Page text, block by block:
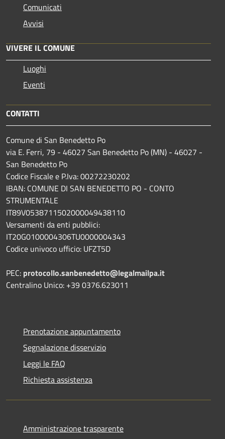
Comunicati
Avvisi
VIVERE IL COMUNE
Luoghi
Eventi
CONTATTI
Comune di San Benedetto Po
via E. Ferri, 79 - 46027 San Benedetto Po (MN) - 46027 -
San Benedetto Po
Codice Fiscale e P.Iva: 00272230202
IBAN: COMUNE DI SAN BENEDETTO PO - CONTO
STRUMENTALE
IT89V0538711502000049438110
Versamenti da enti pubblici:
IT20G0100004306TU0000004343
Codice univoco ufficio: UFZT5D
PEC: protocollo.sanbenedetto@legalmailpa.it
Centralino Unico: +39 0376.623011
Prenotazione appuntamento
Segnalazione disservizio
Leggi le FAQ
Richiesta assistenza
Amministrazione trasparente